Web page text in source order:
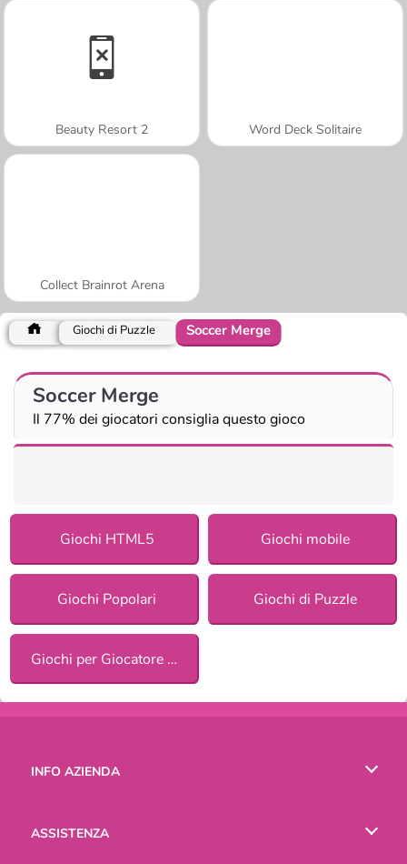
Beauty Resort 2 Word Deck Solitaire
Collect Brainrot Arena
Giochi di Puzzle Soccer Merge
Soccer Merge
Il 77% dei giocatori consiglia questo gioco
Giochi HTML5 Giochi mobile
Giochi Popolari Giochi di Puzzle
Giochi per Giocatore Singolo
INFO AZIENDA
ASSISTENZA